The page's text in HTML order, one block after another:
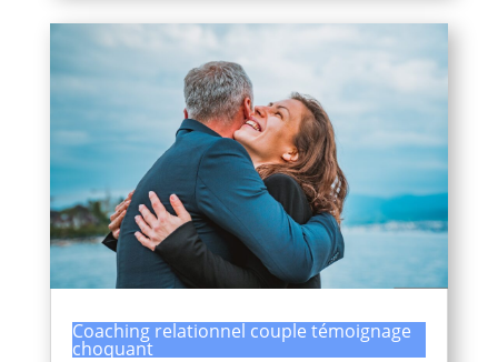
Coaching relationnel couple témoignage
choquant